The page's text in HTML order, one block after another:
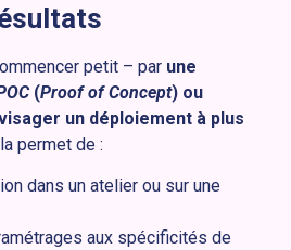
petit – par une
(Proof of Concept) ou
un déploiement à plus
permet de :
dans un atelier ou sur une
aux spécificités de